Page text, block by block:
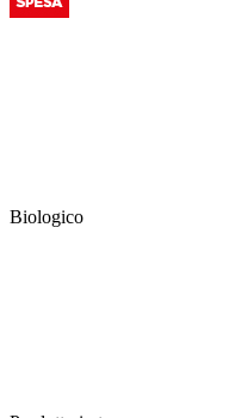
Biologico